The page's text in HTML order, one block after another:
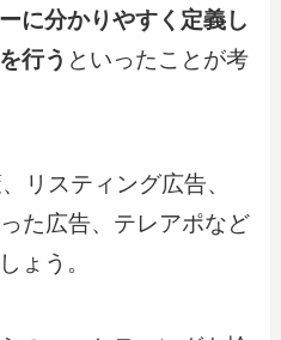
に分かりやすく定義し
行う といったことが考
リスティング広告、
た広告、テレアポなど
ょう。